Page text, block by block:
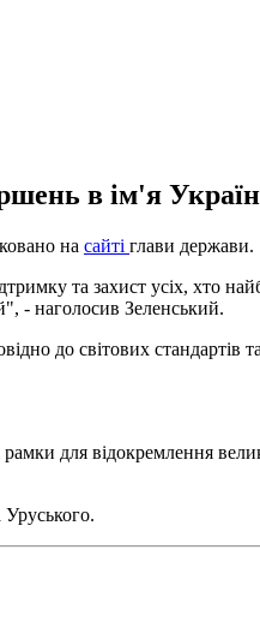
в ім'я
на сайті глави держави.
та захист усіх, хто
- наголосив Зеленський.
до світових стандартів
для відокремлення